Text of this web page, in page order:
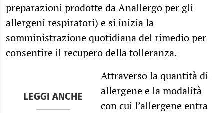
preparazioni prodotte da Anallergo per gli
allergeni respiratori) e si inizia la
somministrazione quotidiana del rimedio per
consentire il recupero della tolleranza.
LEGGI ANCHE
Attraverso la quantità di
allergene e la modalità
con cui l’allergene entra